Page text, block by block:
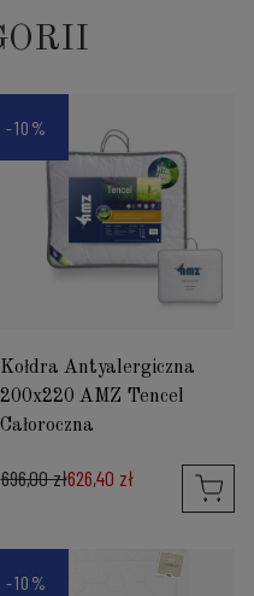
Kołdra Antyalergiczna
200x220 AMZ Tencel
Całoroczna
696,00 zł626,40 zł
-10%
-10%